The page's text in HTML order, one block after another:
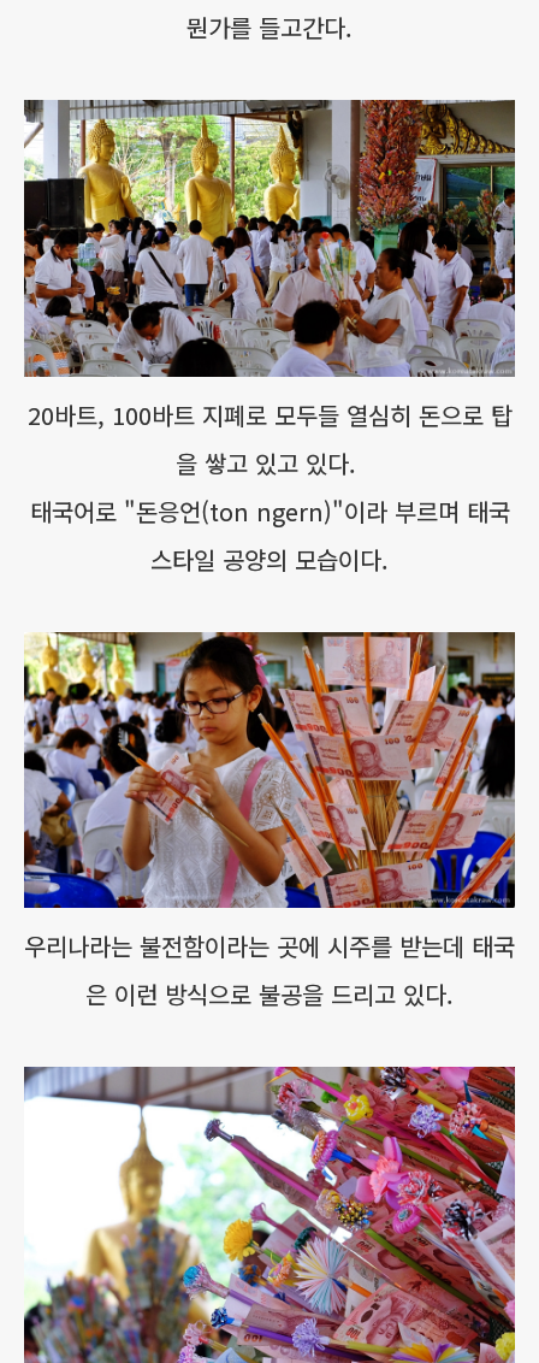
뭔가를 들고간다.
20바트, 100바트 지폐로 모두들 열심히 돈으로 탑
을 쌓고 있고 있다.
태국어로 "돈응언(ton ngern)"이라 부르며 태국
스타일 공양의 모습이다.
우리나라는 불전함이라는 곳에 시주를 받는데 태국
은 이런 방식으로 불공을 드리고 있다.